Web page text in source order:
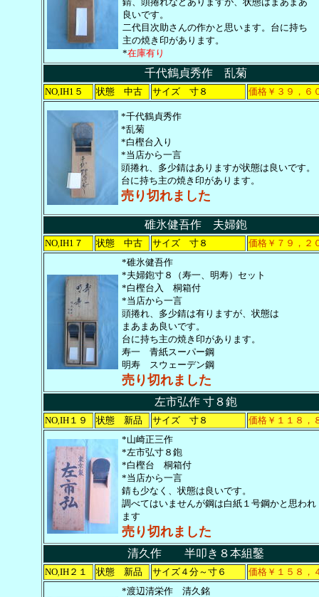
良いです。
二代目次助さんの作かと思います。台に持ち
主の焼き印があります。
*在庫有り
千代鶴貞秀作 乱菊
NO, IH1５ 状態 中古 サイズ 寸８ 価格￥３９，６
*千代鶴貞秀作
*乱菊
*白樫台入り
*当店から一言
頭捲れ、多少錆はありますが状態は良いです。
台に持ち主の焼き印があります。
売り切れました
碓氷健吾作 夫婦鉋
NO, IH1７ 状態 中古 サイズ 寸８
価格￥７９，２
*碓氷健吾作
*夫婦鉋寸８（寿一、明寿）セット
*白樫台入 桐箱付
*当店から一言
頭捲れ、多少錆は有りますが、状態は
まあまあ良いです。
台に持ち主の焼き印があります。
寿一 青紙スーパー鋼
明寿 スウェーデン鋼
売り切れました
左市弘作 寸８鉋
NO, IH１９ 状態 新品 サイズ 寸８
価格￥１１８，
*山崎正三作
*左市弘寸８鉋
*白樫台 桐箱付
*当店から一言
錆も少なく、状態は良いです。
調べてはいませんが鋼は白紙１号鋼かと思われ
ます
売り切れました
清久作 半叩き８本組鑿
NO, IH２１ 状態 新品 サイズ４分～寸６
価格￥１５８，
*渡辺清栄作 清久銘